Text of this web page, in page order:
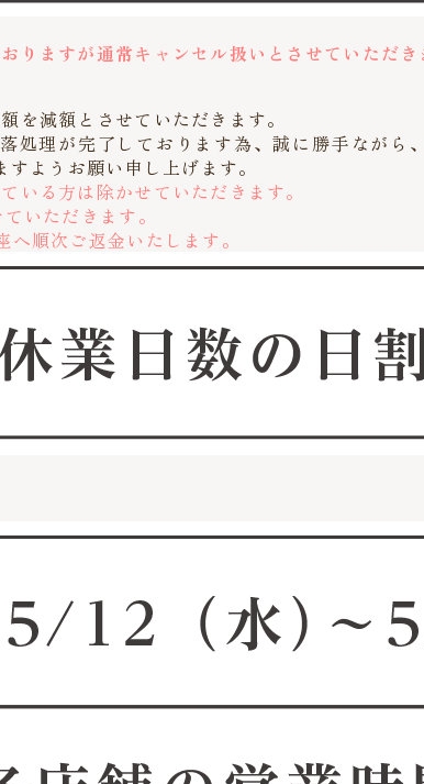
ますが通常キャンセル扱いとさせていただき
を減額とさせていただきます。
理が完了しております為、誠に勝手ながら、
ようお願い申し上げます。
る方は除かせていただきます。
いただきます。
順次ご返金いたします。